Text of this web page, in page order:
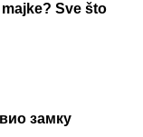
Sve što
замку